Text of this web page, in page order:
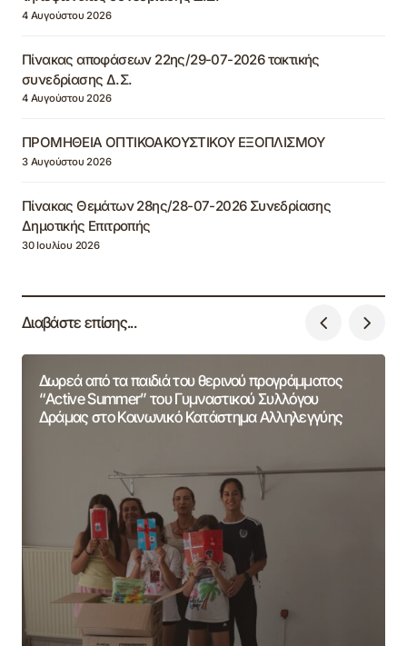
4 Αυγούστου 2026
Πίνακας αποφάσεων 22ης/29-07-2026 τακτικής
συνεδρίασης Δ.Σ.
4 Αυγούστου 2026
ΠΡΟΜΗΘΕΙΑ ΟΠΤΙΚΟΑΚΟΥΣΤΙΚΟΥ ΕΞΟΠΛΙΣΜΟΥ
3 Αυγούστου 2026
Πίνακας Θεμάτων 28ης/28-07-2026 Συνεδρίασης
Δημοτικής Επιτροπής
30 Ιουλίου 2026
Διαβάστε επίσης...
Δωρεά από τα παιδιά του θερινού προγράμματος
“Active Summer” του Γυμναστικού Συλλόγου
Δράμας στο Κοινωνικό Κατάστημα Αλληλεγγύης